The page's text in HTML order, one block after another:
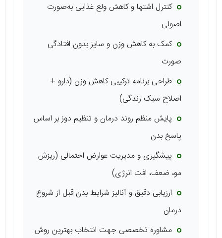
کنترل اشتها و کاهش ولع غذایی به‌صورت
اصولی
کمک به کاهش وزن و سایز بدون افتادگی
صورت
طراحی برنامه ترکیبی کاهش وزن (دارو +
اصلاح سبک زندگی)
پایش منظم روند درمان و تنظیم دوز بر اساس
پاسخ بدن
پیشگیری و مدیریت عوارض احتمالی (ریزش
مو، ضعف، افت انرژی)
ارزیابی دقیق و آنالیز شرایط بدن قبل از شروع
درمان
مشاوره تخصصی جهت انتخاب بهترین روش